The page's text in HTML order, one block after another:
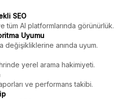
SEO
tüm AI platformlarında görünürlük.
Uyumu
değişikliklerine anında uyum.
yerel arama hakimiyeti.
ve performans takibi.